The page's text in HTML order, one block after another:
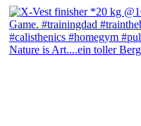
Nature is Art....ein toller